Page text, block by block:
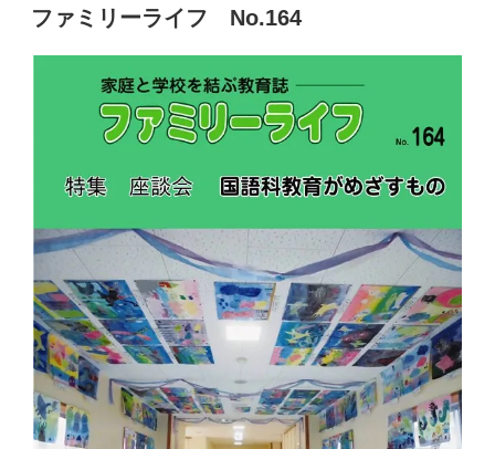
稿
日:
ファミリーライフ No.164